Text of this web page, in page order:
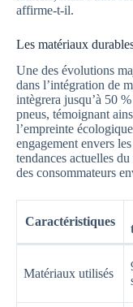
affirme-t-il.
Les matériaux
Une des évolutions
dans l’intégration de
intègrera jusqu’à 50
pneus, témoignant
l’empreinte
engagement envers
tendances actuelles
des consommateurs
Caractéristiques
Matériaux utilisés